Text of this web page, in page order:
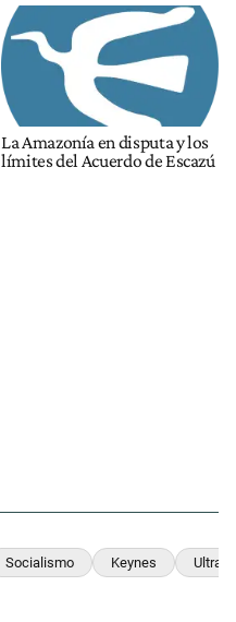
La Amazonía en disputa y los
límites del Acuerdo de Escazú
Socialismo Keynes